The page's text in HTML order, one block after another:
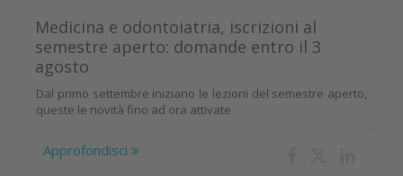
Medicina e odontoiatria, iscrizioni al
semestre aperto: domande entro il 3
agosto
Dal primo settembre iniziano le lezioni del semestre aperto,
queste le novità fino ad ora attivate
Approfondisci